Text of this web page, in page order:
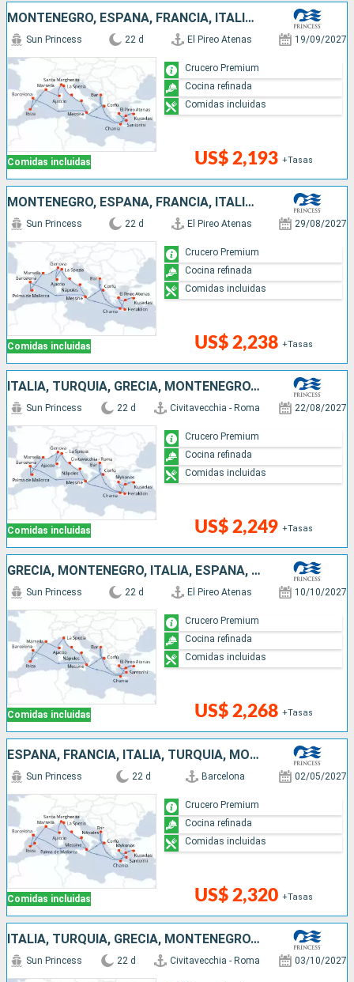
MONTENEGRO, ESPAÑA, FRANCIA, ITALIA, GRECIA, TURQUÍA
Comidas incluidas
Sun Princess 22 d El Pireo Atenas 19/09/2027
US$ 2,193 +Tasas
Crucero Premium
Cocina refinada
Comidas incluidas
MONTENEGRO, ESPAÑA, FRANCIA, ITALIA, TURQUÍA, GRECIA
Comidas incluidas
Sun Princess 22 d El Pireo Atenas 29/08/2027
US$ 2,238 +Tasas
Crucero Premium
Cocina refinada
Comidas incluidas
ITALIA, TURQUÍA, GRECIA, MONTENEGRO, ESPAÑA, FRANCIA
Comidas incluidas
Sun Princess 22 d Civitavecchia - Roma 22/08/2027
US$ 2,249 +Tasas
Crucero Premium
Cocina refinada
Comidas incluidas
GRECIA, MONTENEGRO, ITALIA, ESPAÑA, FRANCIA, TURQUÍA
Comidas incluidas
Sun Princess 22 d El Pireo Atenas 10/10/2027
US$ 2,268 +Tasas
Crucero Premium
Cocina refinada
Comidas incluidas
ESPAÑA, FRANCIA, ITALIA, TURQUÍA, MONTENEGRO, GRECIA
Comidas incluidas
Sun Princess 22 d Barcelona 02/05/2027
US$ 2,320 +Tasas
Crucero Premium
Cocina refinada
Comidas incluidas
ITALIA, TURQUÍA, GRECIA, MONTENEGRO, ESPAÑA, FRANCIA
Sun Princess 22 d Civitavecchia - Roma 03/10/2027